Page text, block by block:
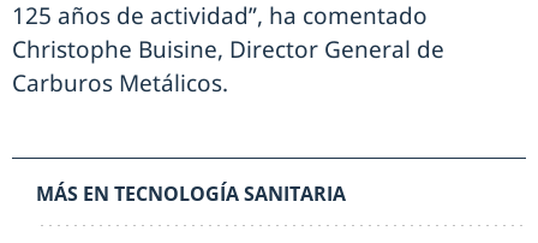
125 años de actividad”, ha comentado
Christophe Buisine, Director General de
Carburos Metálicos.
MÁS EN TECNOLOGÍA SANITARIA